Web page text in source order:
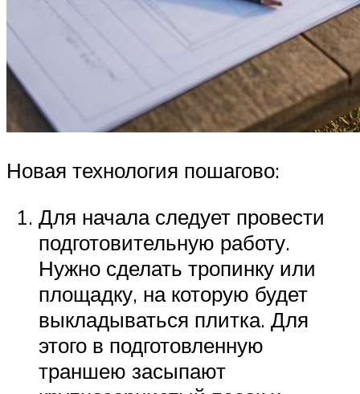
Новая технология пошагово:
Для начала следует провести
подготовительную работу.
Нужно сделать тропинку или
площадку, на которую будет
выкладываться плитка. Для
этого в подготовленную
траншею засыпают